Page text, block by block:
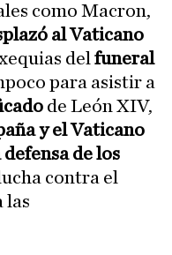
como Macron,
al Vaticano
del funeral
para asistir a
de León XIV,
y el Vaticano
de los
contra el
las